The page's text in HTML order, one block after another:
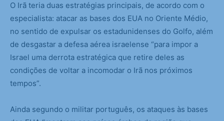
O Irã teria duas estratégias principais, de acordo com o
especialista: atacar as bases dos EUA no Oriente Médio,
no sentido de expulsar os estadunidenses do Golfo, além
de desgastar a defesa aérea israelense “para impor a
Israel uma derrota estratégica que retire deles as
condições de voltar a incomodar o Irã nos próximos
tempos”.
Ainda segundo o militar português, os ataques às bases